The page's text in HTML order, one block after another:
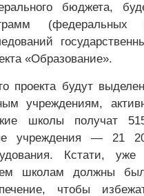
бюджета,
(федеральных
«Образование».
проекта будут
учреждениям,
школы получат
учреждения — 21
Кстати,
школам должны
чтобы